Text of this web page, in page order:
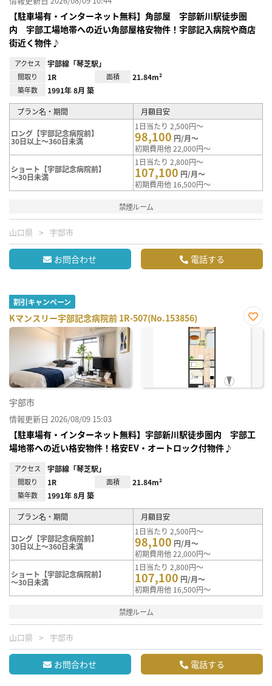
【駐車場有・インターネット無料】角部屋 宇部新川駅徒歩圏
内 宇部工場地帯への近い角部屋格安物件！宇部記入病院や商店
街近く物件♪
アクセス 宇部線「琴芝駅」
間取り 1R 面積 21.84m²
築年数 1991年 8月 築
プラン名・期間 月額目安
ロング【宇部記念病院前】
30日以上～360日未満
1日当たり 2,500円～
98,100 円/月～
初期費用他 22,000円～
ショート【宇部記念病院前】
～30日未満
1日当たり 2,800円～
107,100 円/月～
初期費用他 16,500円～
禁煙ルーム
山口県 宇部市
お問合わせ 電話する
割引キャンペーン
Kマンスリー宇部記念病院前 1R-507(No.153856)
お気
宇部市
情報更新日 2026/08/09 15:03
【駐車場有・インターネット無料】宇部新川駅徒歩圏内 宇部工
場地帯への近い格安物件！格安EV・オートロック付物件♪
アクセス 宇部線「琴芝駅」
間取り 1R 面積 21.84m²
築年数 1991年 8月 築
プラン名・期間 月額目安
ロング【宇部記念病院前】
30日以上～360日未満
1日当たり 2,500円～
98,100 円/月～
初期費用他 22,000円～
ショート【宇部記念病院前】
～30日未満
1日当たり 2,800円～
107,100 円/月～
初期費用他 16,500円～
禁煙ルーム
山口県 宇部市
お問合わせ 電話する